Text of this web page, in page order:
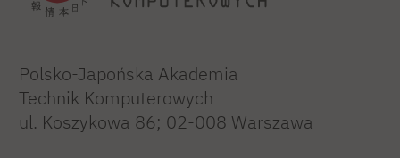
Polsko-Japońska Akademia
Technik Komputerowych
ul. Koszykowa 86; 02-008 Warszawa